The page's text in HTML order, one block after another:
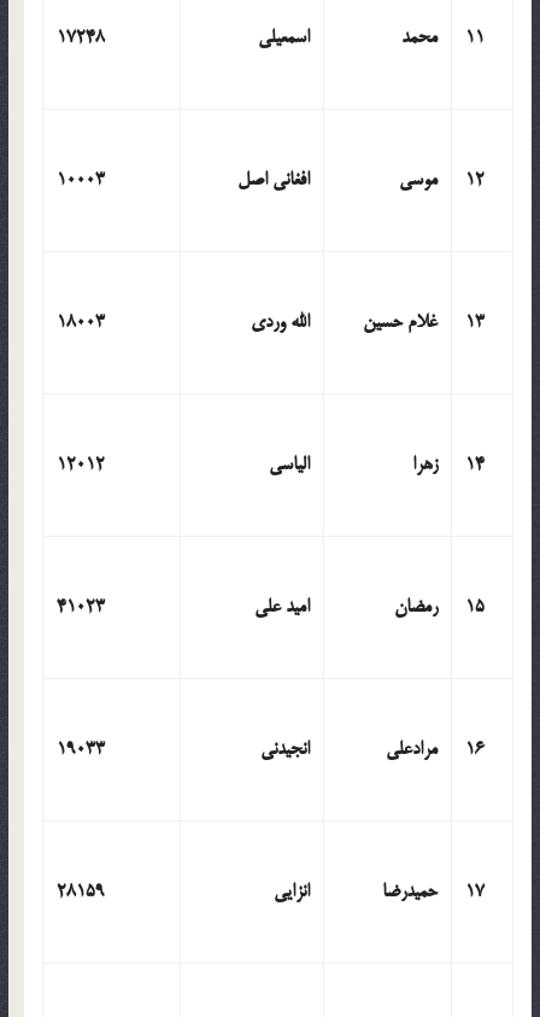
11 محمد اسمعیلی 17248
12 موسی افغانی اصل 10003
13 غلام حسین الله وردی 18003
14 زهرا الیاسی 12012
15 رمضان امید علی 41023
16 مرادعلی انجیدنی 19033
17 حمیدرضا انزایی 28159